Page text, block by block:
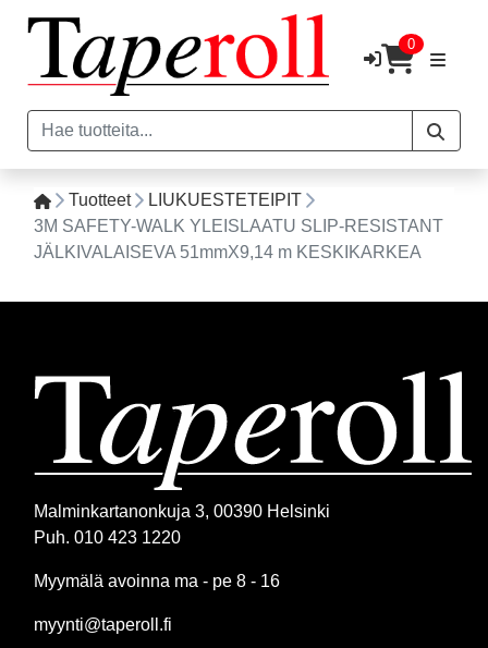
0
Tuotteet
LIUKUESTETEIPIT
3M SAFETY-WALK YLEISLAATU SLIP-RESISTANT
JÄLKIVALAISEVA 51mmX9,14 m KESKIKARKEA
Malminkartanonkuja 3, 00390 Helsinki
Puh. 010 423 1220
Myymälä avoinna ma - pe 8 - 16
myynti@taperoll.fi